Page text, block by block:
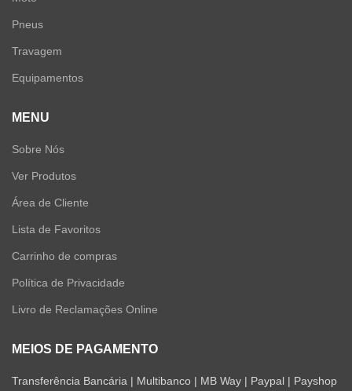
Pneus
Travagem
Equipamentos
MENU
Sobre Nós
Ver Produtos
Área de Cliente
Lista de Favoritos
Carrinho de compras
Política de Privacidade
Livro de Reclamações Online
MEIOS DE PAGAMENTO
Transferência Bancária | Multibanco | MB Way | Paypal | Payshop